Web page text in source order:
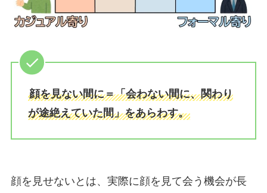
顔を見ない間に＝「会わない間に、関わり
が途絶えていた間」をあらわす。
顔を見せないとは、実際に顔を見て会う機会が長